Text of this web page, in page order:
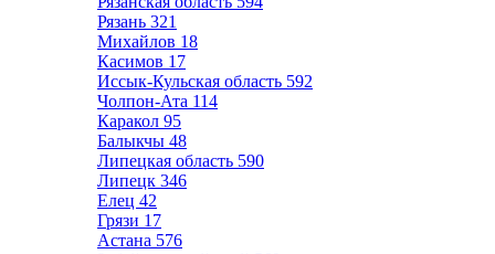
Рязань 321
Михайлов 18
Касимов 17
Иссык-Кульская область 592
Чолпон-Ата 114
Каракол 95
Балыкчы 48
Липецкая область 590
Липецк 346
Елец 42
Грязи 17
Астана 576